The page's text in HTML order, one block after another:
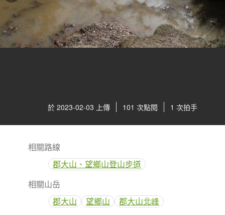
於 2023-02-03 上傳 101 次點閱 1 次拍手
相關路線
郡大山、望鄉山登山步道
相關山岳
郡大山
望鄉山 郡大山北峰